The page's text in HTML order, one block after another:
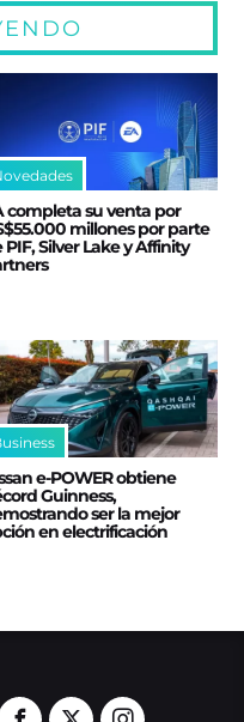
completa su venta por
millones por parte
PIF, Silver Lake y Affinity
e‑POWER obtiene
Guinness,
ser la mejor
en electrificación